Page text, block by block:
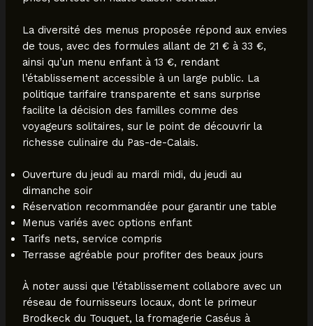
La diversité des menus proposée répond aux envies
de tous, avec des formules allant de 21 € à 33 €,
ainsi qu’un menu enfant à 13 €, rendant
l’établissement accessible à un large public. La
politique tarifaire transparente et sans surprise
facilite la décision des familles comme des
voyageurs solitaires, sur le point de découvrir la
richesse culinaire du Pas-de-Calais.
Ouverture du jeudi au mardi midi, du jeudi au
dimanche soir
Réservation recommandée pour garantir une table
Menus variés avec options enfant
Tarifs nets, service compris
Terrasse agréable pour profiter des beaux jours
À noter aussi que l’établissement collabore avec un
réseau de fournisseurs locaux, dont le primeur
Brodkeck du Touquet, la fromagerie Caséus à